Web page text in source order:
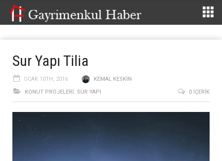
Sur Yapı Tilia
OCAK 10TH, 2016
KEMAL KESKIN
KONUT PROJELERI, SUR YAPI 0 İÇERIK